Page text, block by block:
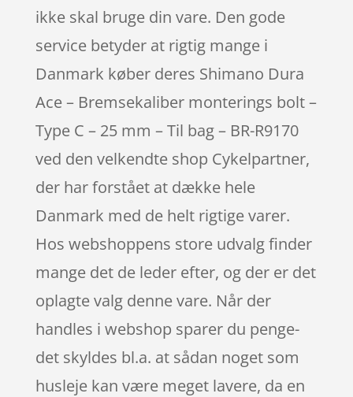
ikke skal bruge din vare. Den gode
service betyder at rigtig mange i
Danmark køber deres Shimano Dura
Ace – Bremsekaliber monterings bolt –
Type C – 25 mm – Til bag – BR-R9170
ved den velkendte shop Cykelpartner,
der har forstået at dække hele
Danmark med de helt rigtige varer.
Hos webshoppens store udvalg finder
mange det de leder efter, og der er det
oplagte valg denne vare. Når der
handles i webshop sparer du penge-
det skyldes bl.a. at sådan noget som
husleje kan være meget lavere, da en